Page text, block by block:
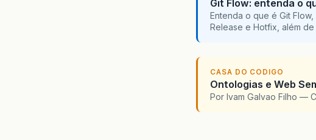
Git Flow: entenda o
Entenda o que é Git
Release e Hotfix, além
CASA DO CODIGO
Ontologias e Web
Por Ivam Galvao Filho —